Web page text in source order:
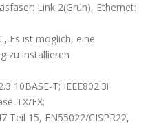
Link 2(Grün), Ethernet:
Es ist möglich, eine
zu installieren
10BASE-T; IEEE802.3i
TX/FX;
Teil 15, EN55022/CISPR22,